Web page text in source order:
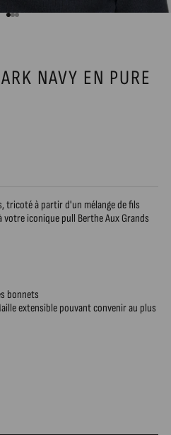
Aller à l'élément 1
Aller à l'élément 2
Aller à l'élément 3
NAVY EN PURE
tricoté à partir d'un mélange de fils
iconique pull Berthe Aux Grands
bonnets
extensible pouvant convenir au plus